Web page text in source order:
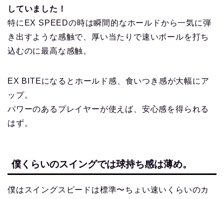
していました！
特にEX SPEEDの時は瞬間的なホールドから一気に弾
き出すような感触で、厚い当たりで速いボールを打ち
込むのに最高な感触。
EX BITEになるとホールド感、食いつき感が大幅にア
ップ。
パワーのあるプレイヤーが使えば、安心感を得られる
はず。
僕くらいのスイングでは球持ち感は薄め。
僕はスイングスピードは標準〜ちょい速いくらいのカ